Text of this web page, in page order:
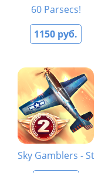
60 Parsecs!
1150 руб.
Sky Gamblers -